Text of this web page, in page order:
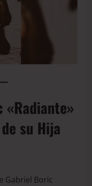
«Radiante»
su Hija
Gabriel Boric